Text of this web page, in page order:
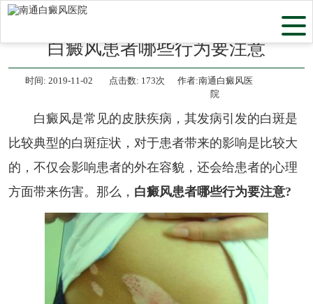
白癜风患者哪些行为要注意
时间: 2019-11-02 点击数: 173次
作者:南通白癜风医
院
白癜风是常见的皮肤疾病，其发病引发的白斑是
比较典型的白斑症状，对于患者带来的影响是比较大
的，不仅会影响患者的外在容貌，还会给患者的心理
方面带来伤害。那么， 白癜风患者哪些行为要注意?